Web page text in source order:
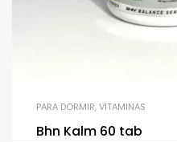
PARA DORMIR,VITAMINAS
Bhn Kalm 60 tab